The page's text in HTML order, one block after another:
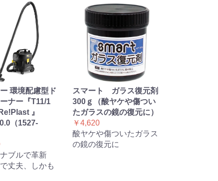
環境配慮型ド
ナー『T11/1
』
（1527-
ブルで革新
丈夫、しかも
スマート ガラス復元剤
300ｇ（酸ヤケや傷つい
たガラスの鏡の復元に）
￥4,620
酸ヤケや傷ついたガラス
の鏡の復元に